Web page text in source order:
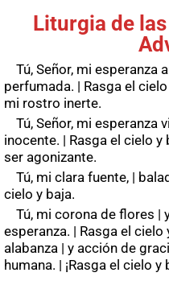
Liturgia de
Tú, Señor, mi esperanza
perfumada. | Rasga el
mi rostro inerte.
Tú, Señor, mi esperanza
inocente. | Rasga el cielo
ser agonizante.
Tú, mi clara fuente, |
cielo y baja.
Tú, mi corona de flores |
esperanza. | Rasga el cielo
alabanza | y acción de
humana. | ¡Rasga el cielo y